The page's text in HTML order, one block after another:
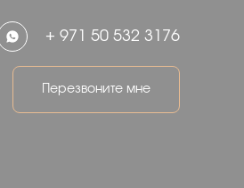
+ 971 50 532 3176
Перезвоните мне